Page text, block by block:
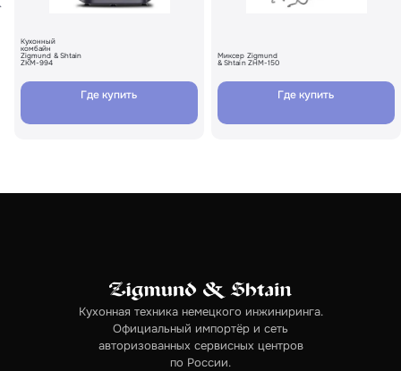
Кухонный
комбайн
Zigmund & Shtain
ZKM-994
Где купить
Миксер Zigmund
& Shtain ZHM-150
Где купить
Кухонная техника немецкого инжиниринга.
Официальный импортёр и сеть
авторизованных сервисных центров
по России.